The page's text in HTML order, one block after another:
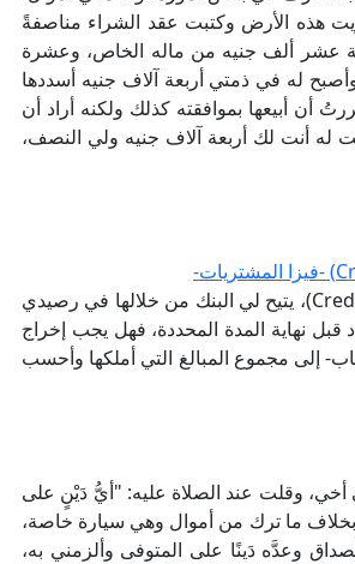
هذه الأرض وكتبت عقد الشراء مناصفةً
عشر ألف جنيه من ماله الخاص، وعشرة
له في ذمتي أربعة آلاف جنيه أسددها
أن أبيعها بموافقته كذلك ولكنه أراد أن
له أنت لك أربعة آلاف جنيه ولي النصف،
كيفية الزكاة على فيزا المشتريات؟ لأنه لديَّ بطاقة ائتمانية (Credit Card)، يتيح لي البنك من خلالها في رصيدي
نهاية المدة المحددة، فهل يجب إخراج
إلى مجموع المبالغ التي أملكها وأحسب
أخي، وقلت عند الصلاة عليه: "أيُّ دَيْنٍ على
ما ترك من أموال وهي سيارة خاصة،
وعدَّه دَينًا على المتوفى وألزمني به،